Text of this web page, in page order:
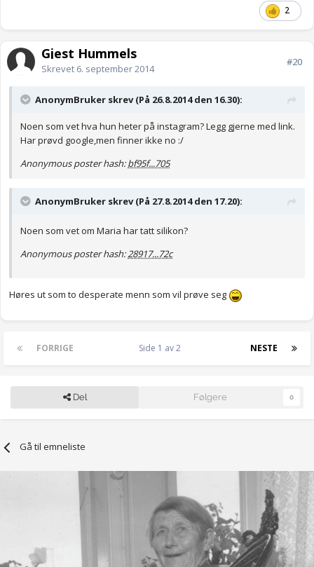
2
Gjest Hummels
Skrevet 6. september 2014
#20
AnonymBruker skrev (På 26.8.2014 den 16.30):
Noen som vet hva hun heter på instagram? Legg gjerne med link.
Har prøvd google,men finner ikke no :/
Anonymous poster hash:bf95f...705
AnonymBruker skrev (På 27.8.2014 den 17.20):
Noen som vet om Maria har tatt silikon?
Anonymous poster hash:28917...72c
Høres ut som to desperate menn som vil prøve seg
FORRIGE NESTE
Side 1 av 2
Del Følgere 0
Gå til emneliste